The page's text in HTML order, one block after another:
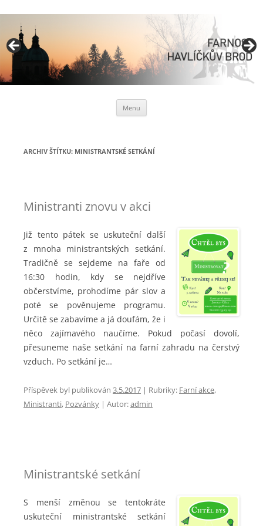
Římskokatolická farnost
Havlíčkův Brod
Menu
ARCHIV ŠTÍTKU: MINISTRANTSKÉ SETKÁNÍ
Ministranti znovu v akci
Již tento pátek se uskuteční další
z mnoha ministrantských setkání.
Tradičně se sejdeme na faře od
16:30 hodin, kdy se nejdříve
občerstvíme, prohodíme pár slov a
poté se pověnujeme programu.
Určitě se zabavíme a já doufám, že i
něco zajímavého naučíme. Pokud počasí dovolí,
přesuneme naše setkání na farní zahradu na čerstvý
vzduch. Po setkání je…
Příspěvek byl publikován 3.5.2017 | Rubriky: Farní akce,
Ministranti, Pozvánky | Autor:admin
Ministrantské setkání
S menší změnou se tentokráte
uskuteční ministrantské setkání